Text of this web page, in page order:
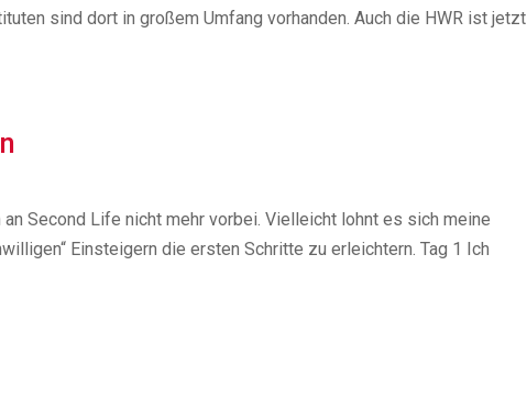
sind dort in großem Umfang vorhanden. Auch die HWR ist jetzt
Second Life nicht mehr vorbei. Vielleicht lohnt es sich meine
Einsteigern die ersten Schritte zu erleichtern. Tag 1 Ich